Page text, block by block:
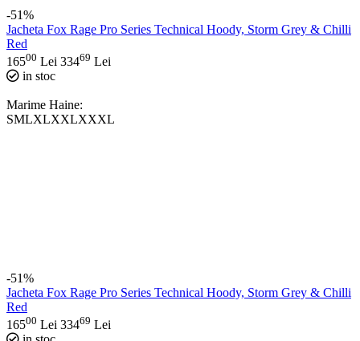
-51%
Jacheta Fox Rage Pro Series Technical Hoody, Storm Grey & Chilli
Red
16500 Lei 33469 Lei
in stoc
Marime Haine:
SMLXLXXLXXXL
-51%
Jacheta Fox Rage Pro Series Technical Hoody, Storm Grey & Chilli
Red
16500 Lei 33469 Lei